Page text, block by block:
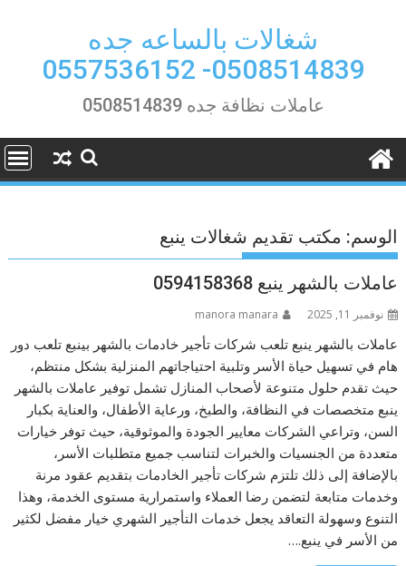
شغالات بالساعه جده
0508514839- 0557536152
عاملات نظافة جده 0508514839
الوسم: مكتب تقديم شغالات ينبع
عاملات بالشهر ينبع 0594158368
نوفمبر 11, 2025 manora manara
عاملات بالشهر ينبع تلعب شركات تأجير خادمات بالشهر بينبع تلعب دور
هام في تسهيل حياة الأسر وتلبية احتياجاتهم المنزلية بشكل منتظم،
حيث تقدم حلول متنوعة لأصحاب المنازل تشمل توفير عاملات بالشهر
ينبع متخصصات في النظافة، والطبخ، ورعاية الأطفال، والعناية بكبار
السن، وتراعي الشركات معايير الجودة والموثوقية، حيث توفر خيارات
متعددة من الجنسيات والخبرات لتناسب جميع متطلبات الأسر،
بالإضافة إلى ذلك تلتزم شركات تأجير الخادمات بتقديم عقود مرنة
وخدمات متابعة لتضمن رضا العملاء واستمرارية مستوى الخدمة، وهذا
التنوع وسهولة التعاقد يجعل خدمات التأجير الشهري خيار مفضل لكثير
من الأسر في ينبع.…